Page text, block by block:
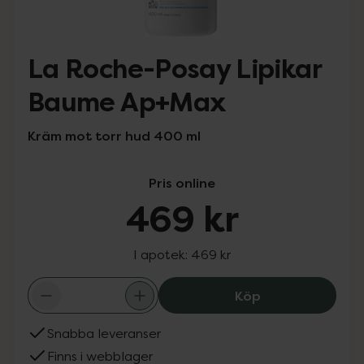
La Roche-Posay Lipikar
Baume Ap+Max
Kräm mot torr hud 400 ml
Pris online
469 kr
I apotek: 469 kr
KöpLa Roche-
Snabba leveranser
Finns i webblager